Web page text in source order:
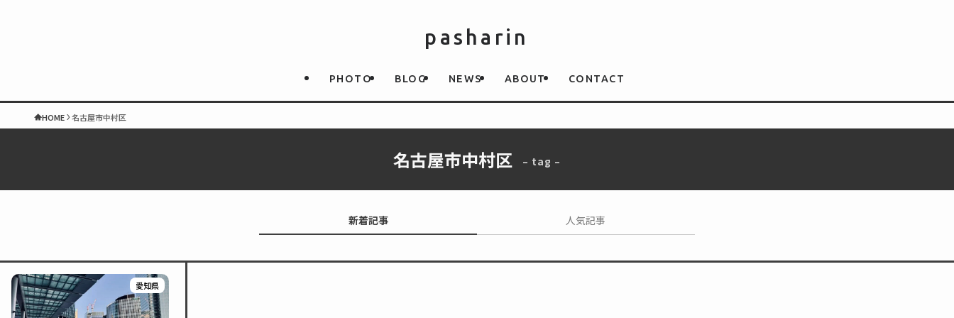
pasharin
PHOTO BLOG NEWS ABOUT CONTACT
HOME 名古屋市中村区
名古屋市中村区 – tag –
新着記事 人気記事
愛知県